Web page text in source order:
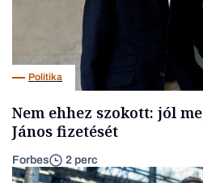
Politika
Nem ehhez szokott: jól
János fizetését
Forbes 2 perc